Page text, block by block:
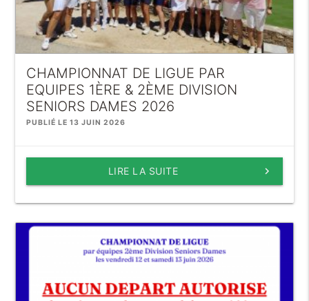
CHAMPIONNAT DE LIGUE PAR
EQUIPES 1ÈRE & 2ÈME DIVISION
SENIORS DAMES 2026
PUBLIÉ LE 13 JUIN 2026
keyboard_arrow_right
LIRE LA SUITE